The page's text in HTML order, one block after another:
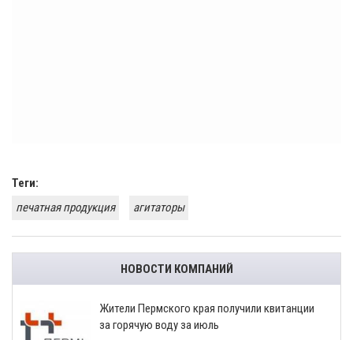
Теги:
печатная продукция
агитаторы
НОВОСТИ КОМПАНИЙ
​Жители Пермского края получили квитанции
за горячую воду за июль